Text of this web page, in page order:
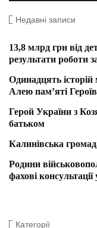
Недавні записи
13,8 млрд грн від
результати роботи
Одинадцять
Алею пам’яті Героїв
Герой України з
батьком
Калинівська
Родини
фахові
Категорії